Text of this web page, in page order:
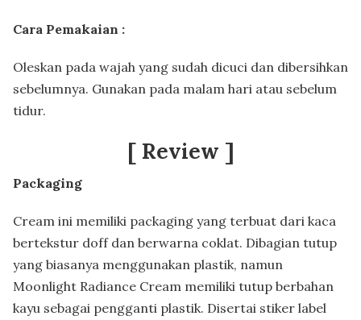
Cara Pemakaian :
Oleskan pada wajah yang sudah dicuci dan dibersihkan
sebelumnya. Gunakan pada malam hari atau sebelum
tidur.
[ Review ]
Packaging
Cream ini memiliki packaging yang terbuat dari kaca
bertekstur doff dan berwarna coklat. Dibagian tutup
yang biasanya menggunakan plastik, namun
Moonlight Radiance Cream memiliki tutup berbahan
kayu sebagai pengganti plastik. Disertai stiker label